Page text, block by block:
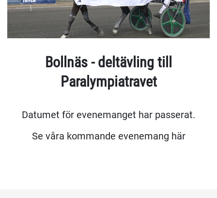
Bollnäs - deltävling till
Paralympiatravet
Datumet för evenemanget har passerat.
Se våra kommande evenemang här